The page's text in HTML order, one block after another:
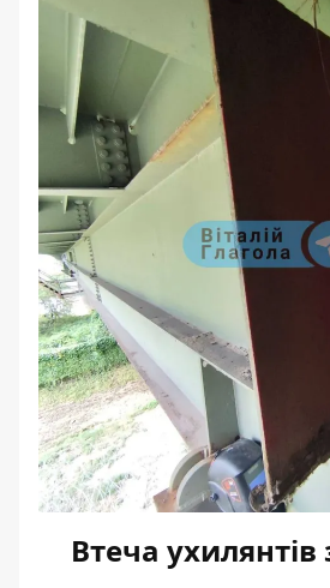
Втеча